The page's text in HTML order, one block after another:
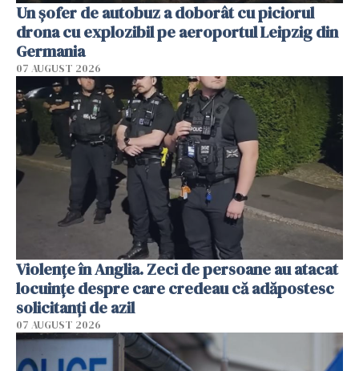
Un șofer de autobuz a doborât cu piciorul
drona cu explozibil pe aeroportul Leipzig din
Germania
07 AUGUST 2026
Violenţe în Anglia. Zeci de persoane au atacat
locuinţe despre care credeau că adăpostesc
solicitanţi de azil
07 AUGUST 2026